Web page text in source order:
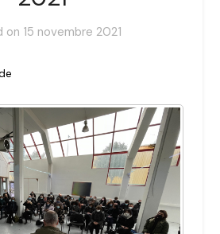
on 15 novembre 2021